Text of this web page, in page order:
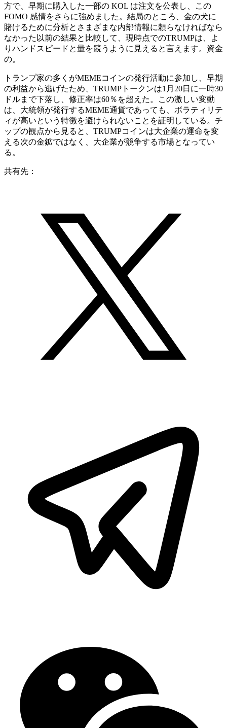
方で、早期に購入した一部の KOL は注文を公表し、この
FOMO 感情をさらに強めました。結局のところ、金の犬に
賭けるために分析とさまざまな内部情報に頼らなければなら
なかった以前の結果と比較して、現時点でのTRUMPは、よ
りハンドスピードと量を競うように見えると言えます。資金
の。
トランプ家の多くがMEMEコインの発行活動に参加し、早期
の利益から逃げたため、TRUMPトークンは1月20日に一時30
ドルまで下落し、修正率は60％を超えた。この激しい変動
は、大統領が発行するMEME通貨であっても、ボラティリテ
ィが高いという特徴を避けられないことを証明している。チ
ップの観点から見ると、TRUMPコインは大企業の運命を変
える次の金鉱ではなく、大企業が競争する市場となってい
る。
共有先：